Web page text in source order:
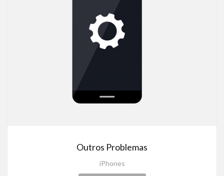
Outros Problemas
iPhones